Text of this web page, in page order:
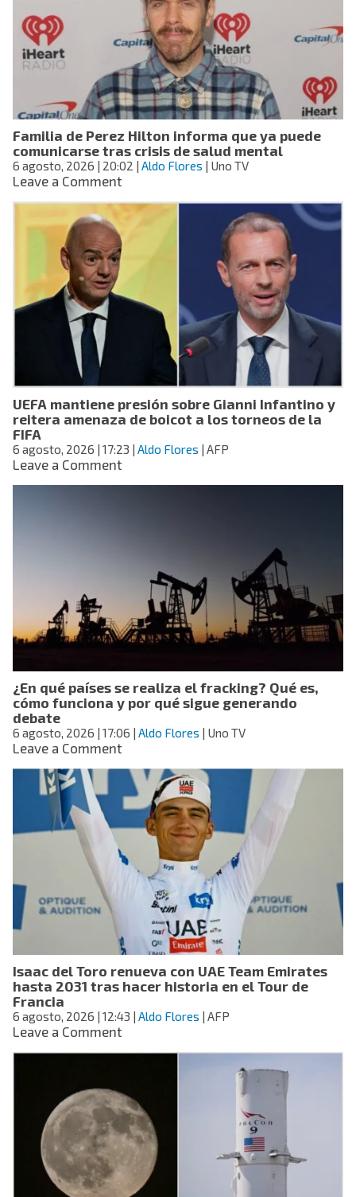
aprovechará
la
NASA
este
fenómeno
para
estudiar
al
Sol
Familia de Perez Hilton informa que ya puede
comunicarse tras crisis de salud mental
6 agosto, 2026 | 20:02 | Aldo Flores | Uno TV
Leave a Commenton
de
Hilton
que
ya
puede
comunicarse
salud
mental
UEFA mantiene presión sobre Gianni Infantino y
reitera amenaza de boicot a los torneos de la
FIFA
6 agosto, 2026 | 17:23 | Aldo Flores | AFP
Leave a Commenton
reitera
amenaza
de
boicot
los
torneos
de
FIFA
¿En qué países se realiza el fracking? Qué es,
cómo funciona y por qué sigue generando
debate
6 agosto, 2026 | 17:06 | Aldo Flores | Uno TV
Leave a Commenton
qué
países
se
realiza
fracking?
Qué
cómo
funciona
y
por
qué
sigue
debate
Isaac del Toro renueva con UAE Team Emirates
hasta 2031 tras hacer historia en el Tour de
Francia
6 agosto, 2026 | 12:43 | Aldo Flores | AFP
Leave a Commenton
renueva
con
UAE
Team
Emirates
hasta
2031